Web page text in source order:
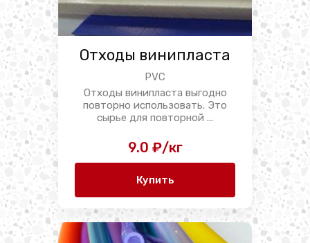
Отходы винипласта
PVC
Отходы винипласта выгодно
повторно использовать. Это
сырье для повторной ...
9.0 ₽/кг
Купить